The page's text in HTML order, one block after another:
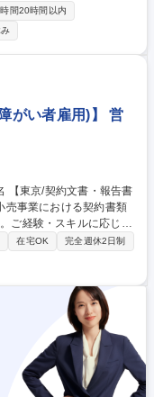
、予実管理、業績分析を
■全社
め ■月次の予実分析、着
等に向けた業績報告資
・モニタリング、収益
スや仕組みの整備・改善
経営管理／国内トップク
間20時間以内
がい者雇用)】 営
ご経験・スキルに応じ
】■契約
新業務（文書管理、バ
関する各種報告書の作成
に応じてお任せいたしま
成 ■社外向け資料の内容
在宅OK
完全週休2日制